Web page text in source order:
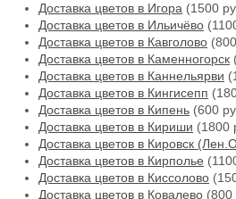
Доставка цветов в Игора (1500
Доставка цветов в Ильичёво
Доставка цветов в Кавголово
Доставка цветов в Каменногорск
Доставка цветов в Каннельярви
Доставка цветов в Кингисепп
Доставка цветов в Кипень (600
Доставка цветов в Кириши (1800
Доставка цветов в Кировск
Доставка цветов в Кирполье
Доставка цветов в Киссолово
Доставка цветов в Ковалево (800